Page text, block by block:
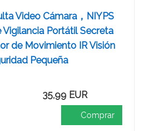
Video Cámara，NIYPS
Vigilancia Portátil Secreta
de Movimiento IR Visión
Pequeña
35,99 EUR
Comprar